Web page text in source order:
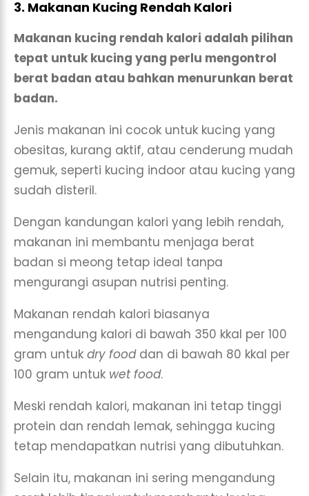
3. Makanan Kucing Rendah Kalori
Makanan kucing rendah kalori adalah pilihan
tepat untuk kucing yang perlu mengontrol
berat badan atau bahkan menurunkan berat
badan.
Jenis makanan ini cocok untuk kucing yang
obesitas, kurang aktif, atau cenderung mudah
gemuk, seperti kucing indoor atau kucing yang
sudah disteril.
Dengan kandungan kalori yang lebih rendah,
makanan ini membantu menjaga berat
badan si meong tetap ideal tanpa
mengurangi asupan nutrisi penting.
Makanan rendah kalori biasanya
mengandung kalori di bawah 350 kkal per 100
gram untuk dry food dan di bawah 80 kkal per
100 gram untuk wet food.
Meski rendah kalori, makanan ini tetap tinggi
protein dan rendah lemak, sehingga kucing
tetap mendapatkan nutrisi yang dibutuhkan.
Selain itu, makanan ini sering mengandung